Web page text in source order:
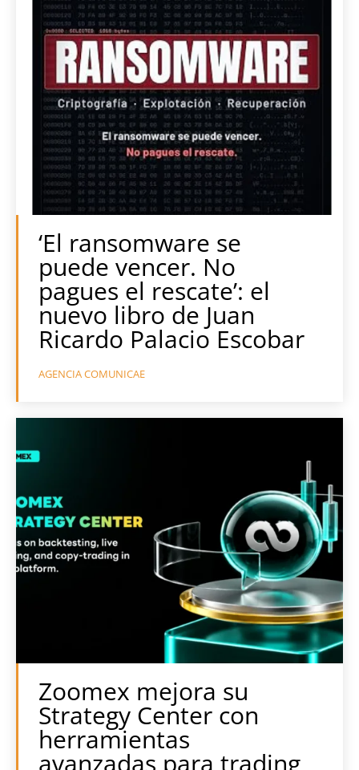
‘El ransomware se
puede vencer. No
pagues el rescate’: el
nuevo libro de Juan
Ricardo Palacio Escobar
AGENCIA COMUNICAE
Zoomex mejora su
Strategy Center con
herramientas
avanzadas para trading